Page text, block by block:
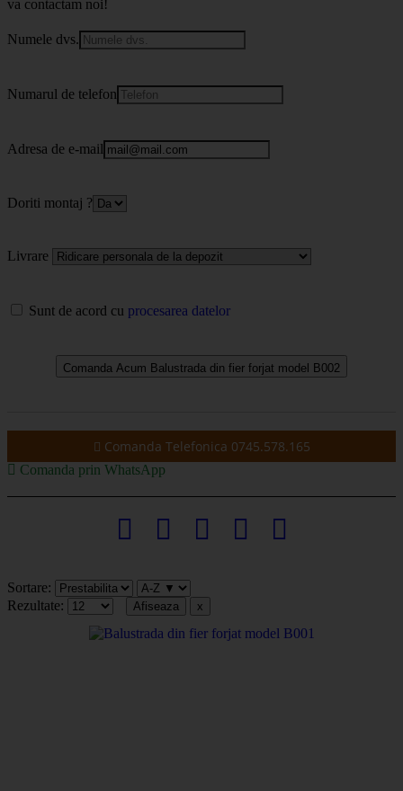
va contactam noi!
Numele dvs.
Numarul de telefon
Adresa de e-mail
Doriti montaj ?
Livrare
Sunt de acord cu procesarea datelor
Comanda Acum Balustrada din fier forjat model B002
Comanda Telefonica 0745.578.165
Comanda prin WhatsApp
Sortare:
Rezultate: